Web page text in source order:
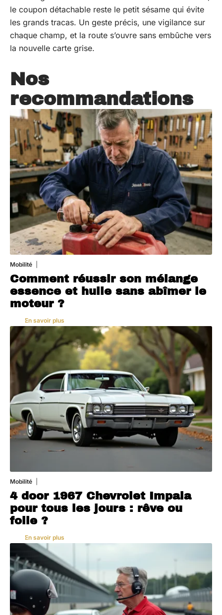
le coupon détachable reste le petit sésame qui évite
les grands tracas. Un geste précis, une vigilance sur
chaque champ, et la route s’ouvre sans embûche vers
la nouvelle carte grise.
Nos
recommandations
Mobilité
Comment réussir son mélange
essence et huile sans abîmer le
moteur ?
En savoir plus
Mobilité
4 door 1967 Chevrolet Impala
pour tous les jours : rêve ou
folie ?
En savoir plus